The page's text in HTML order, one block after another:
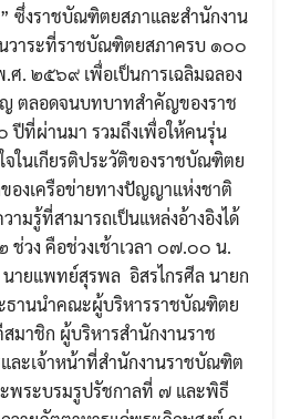
ซึ่งราชบัณฑิตยสภาและสำนักงาน
วาระที่ราชบัณฑิตยสภาครบ ๑๐๐
. ๒๕๖๙ เพื่อเป็นการเฉลิมฉลอง
ตลอดจนบทบาทสำคัญของราช
ที่ผ่านมา รวมถึงเพื่อให้คนรุ่น
จในเกียรติประวัติของราชบัณฑิตย
องเครือข่ายทางปัญญาแห่งชาติ
มรู้ที่สามารถเป็นแหล่งอ้างอิงได้
ช่วง คือช่วงเช้าเวลา ๐๗.๐๐ น.
ายแพทย์สุรพล อิสรไกรศีล นายก
ธานนำคณะผู้บริหารราชบัณฑิตย
มาชิก ผู้บริหารสำนักงานราช
ละเจ้าหน้าที่สำนักงานราชบัณฑิต
พระบรมรูปรัชกาลที่ ๗ และพิธี